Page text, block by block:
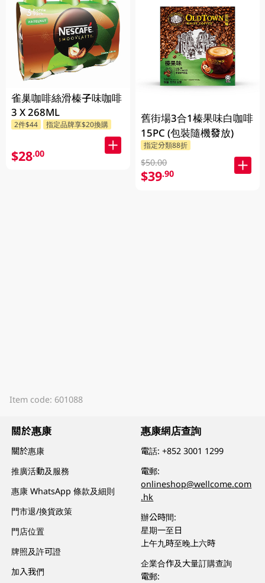
雀巢咖啡絲滑榛子味咖啡
3 X 268ML
2件$44 指定品牌享$20換購
$28.00
舊街場3合1榛果味白咖啡
15PC (包裝隨機發放)
指定分類88折
$50.00
$39.90
Item code: 601088
關於惠康
關於惠康
推廣活動及服務
惠康 WhatsApp 條款及細則
門市退/換貨政策
門店位置
牌照及許可證
加入我們
惠康網店查詢
電話:+852 3001 1299
電郵:
onlineshop@wellcome.com
.hk
辦公時間:
星期一至日
上午九時至晚上六時
企業合作及大量訂購查詢
電郵: